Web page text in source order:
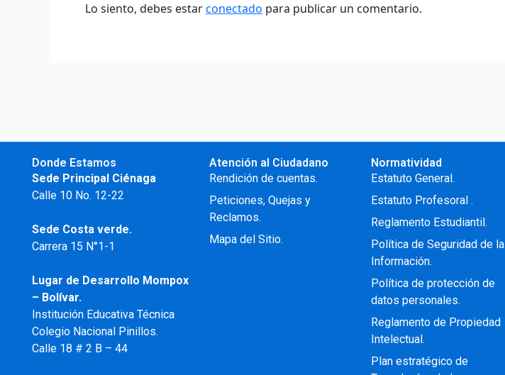
Lo siento, debes estarconectado para publicar un comentario.
Donde Estamos
Sede Principal Ciénaga
Calle 10 No. 12-22
Sede Costa verde.
Carrera 15 N°1-1
Lugar de Desarrollo Mompox
– Bolívar.
Institución Educativa Técnica
Colegio Nacional Pinillos.
Calle 18 # 2 B – 44
Atención al Ciudadano
Rendición de cuentas.
Peticiones, Quejas y
Reclamos.
Mapa del Sitio.
Normatividad
Estatuto General.
Estatuto Profesoral .
Reglamento Estudiantil.
Política de Seguridad de la
Información.
Política de protección de
datos personales.
Reglamento de Propiedad
Intelectual .
Plan estratégico de